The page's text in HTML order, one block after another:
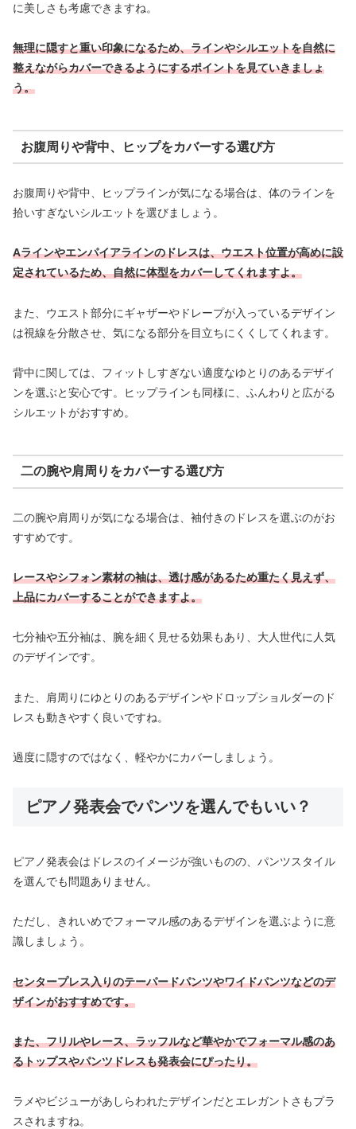
に美しさも考慮できますね。
無理に隠すと重い印象になるため、ラインやシルエットを自然に
整えながらカバーできるようにするポイントを見ていきましょ
う。
お腹周りや背中、ヒップをカバーする選び方
お腹周りや背中、ヒップラインが気になる場合は、体のラインを
拾いすぎないシルエットを選びましょう。
Aラインやエンパイアラインのドレスは、ウエスト位置が高めに設
定されているため、自然に体型をカバーしてくれますよ。
また、ウエスト部分にギャザーやドレープが入っているデザイン
は視線を分散させ、気になる部分を目立ちにくくしてくれます。
背中に関しては、フィットしすぎない適度なゆとりのあるデザイ
ンを選ぶと安心です。ヒップラインも同様に、ふんわりと広がる
シルエットがおすすめ。
二の腕や肩周りをカバーする選び方
二の腕や肩周りが気になる場合は、袖付きのドレスを選ぶのがお
すすめです。
レースやシフォン素材の袖は、透け感があるため重たく見えず、
上品にカバーすることができますよ。
七分袖や五分袖は、腕を細く見せる効果もあり、大人世代に人気
のデザインです。
また、肩周りにゆとりのあるデザインやドロップショルダーのド
レスも動きやすく良いですね。
過度に隠すのではなく、軽やかにカバーしましょう。
ピアノ発表会でパンツを選んでもいい？
ピアノ発表会はドレスのイメージが強いものの、パンツスタイル
を選んでも問題ありません。
ただし、きれいめでフォーマル感のあるデザインを選ぶように意
識しましょう。
センタープレス入りのテーパードパンツやワイドパンツなどのデ
ザインがおすすめです。
また、フリルやレース、ラッフルなど華やかでフォーマル感のあ
るトップスやパンツドレスも発表会にぴったり。
ラメやビジューがあしらわれたデザインだとエレガントさもプラ
スされますね。